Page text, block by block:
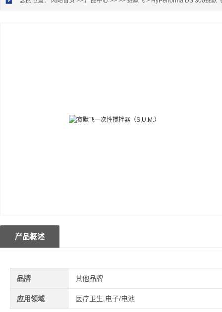
产品概述
品牌 其他品牌
应用领域 医疗卫生,电子/电池